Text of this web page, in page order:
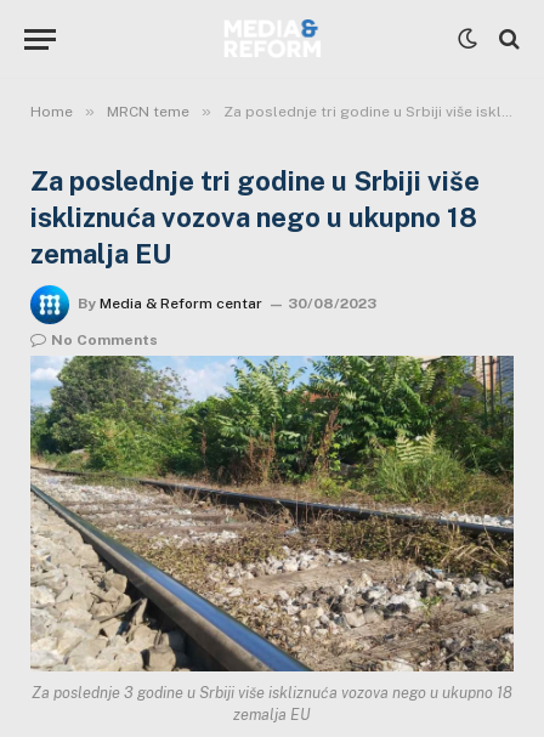
Home » MRCN teme » Za poslednje tri godine u Srbiji više iskliznuća vozova nego u ukupno 18 zemalja EU
Za poslednje tri godine u Srbiji više
iskliznuća vozova nego u ukupno 18
zemalja EU
By Media & Reform centar 30/08/2023
No Comments
Za poslednje 3 godine u Srbiji više iskliznuća vozova nego u ukupno 18
zemalja EU